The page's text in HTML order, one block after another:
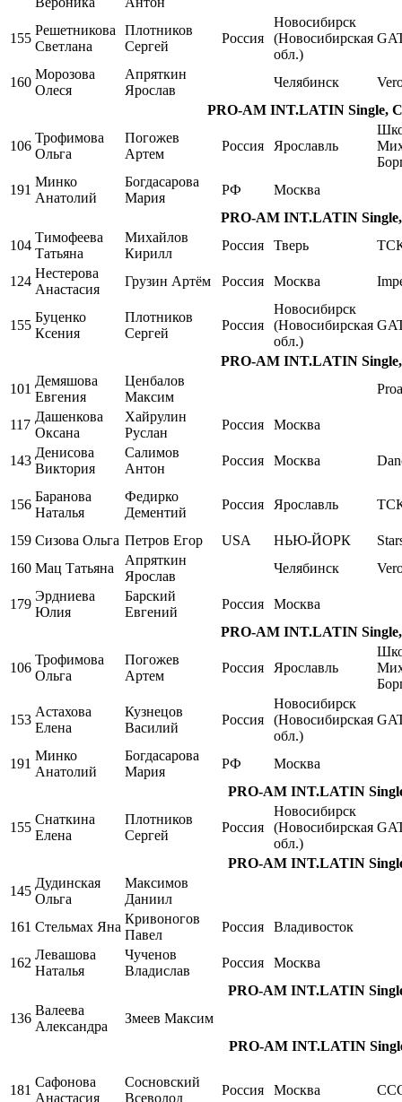
155
Решетникова
Светлана
Плотников
Сергей
Россия
Новосибирск
(Новосибирская
обл.)
160
Морозова
Олеся
Апряткин
Ярослав
Челябинск
PRO-AM INT.LATIN Single,
106
Трофимова
Ольга
Погожев
Артем
Россия Ярославль
191
Минко
Анатолий
Богдасарова
Мария
РФ
Москва
PRO-AM INT.LATIN Single,
104
Тимофеева
Татьяна
Михайлов
Кирилл
Россия Тверь
124
Нестерова
Анастасия
Грузин Артём Россия Москва
155
Буценко
Ксения
Плотников
Сергей
Россия
Новосибирск
(Новосибирская
обл.)
PRO-AM INT.LATIN Single,
101
Демяшова
Евгения
Ценбалов
Максим
117
Дашенкова
Оксана
Хайрулин
Руслан
Россия Москва
143
Денисова
Виктория
Салимов
Антон
Россия Москва
156
Баранова
Наталья
Федирко
Дементий
Россия Ярославль
159 Сизова Ольга Петров Егор USA НЬЮ-ЙОРК
160 Мац Татьяна
Апряткин
Ярослав
Челябинск
179
Эрдниева
Юлия
Барский
Евгений
Россия
Москва
PRO-AM INT.LATIN Single,
106
Трофимова
Ольга
Погожев
Артем
Россия Ярославль
153
Астахова
Елена
Кузнецов
Василий
Россия
Новосибирск
(Новосибирская
обл.)
191
Минко
Анатолий
Богдасарова
Мария
РФ
Москва
PRO-AM INT.LATIN
155
Снаткина
Елена
Плотников
Сергей
Россия
Новосибирск
(Новосибирская
обл.)
PRO-AM INT.LATIN
145
Дудинская
Ольга
Максимов
Даниил
161 Стельмах Яна
Кривоногов
Павел
Россия Владивосток
162
Левашова
Наталья
Чученов
Владислав
Россия
Москва
PRO-AM INT.LATIN
136
Валеева
Александра
Змеев Максим
PRO-AM INT.LATIN
181
Сафонова
Анастасия
Сосновский
Всеволод
Россия Москва